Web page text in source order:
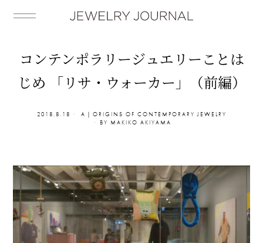
コンテンポラリージュエリーことは
じめ 「リサ・ウォーカー」（前編）
2018.8.18
A｜ORIGINS OF CONTEMPORARY JEWELRY
BY MAKIKO AKIYAMA